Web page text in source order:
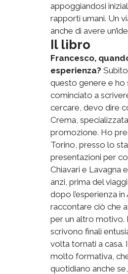
appoggiandosi
rapporti umani. Un
anche di avere
Il libro
Francesco,
esperienza?
questo genere e ho
cominciato a
cercare, devo dire
Crema,
promozione. Ho
Torino, presso lo
presentazioni per
Chiavari e Lavagna
anzi, prima del
dopo l’esperienza in
raccontare ciò che
per un altro motivo.
scrivono finali
volta tornati a casa.
molto formativa,
quotidiano anche